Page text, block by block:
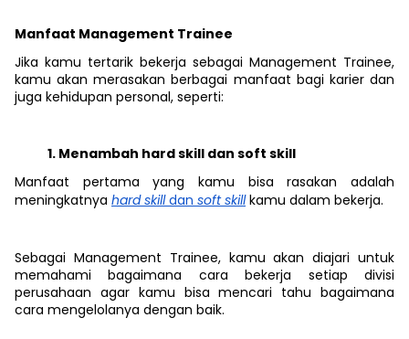
Manfaat Management Trainee
Jika kamu tertarik bekerja sebagai Management Trainee,
kamu akan merasakan berbagai manfaat bagi karier dan
juga kehidupan personal, seperti:
Menambah hard skill dan soft skill
Manfaat pertama yang kamu bisa rasakan adalah
meningkatnya hard skilldan soft skillkamu dalam bekerja.
Sebagai Management Trainee, kamu akan diajari untuk
memahami bagaimana cara bekerja setiap divisi
perusahaan agar kamu bisa mencari tahu bagaimana
cara mengelolanya dengan baik.